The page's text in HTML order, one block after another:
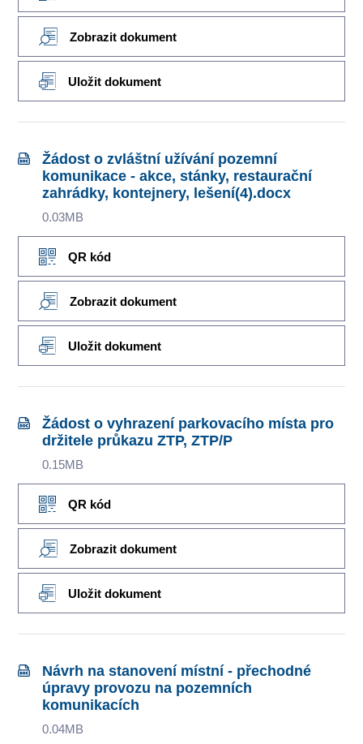
Zobrazit dokument
Uložit dokument
Žádost o zvláštní užívání pozemní
komunikace - akce, stánky, restaurační
zahrádky, kontejnery, lešení(4).docx
0.03MB
QR kód
Zobrazit dokument
Uložit dokument
Žádost o vyhrazení parkovacího místa pro
držitele průkazu ZTP, ZTP/P
0.15MB
QR kód
Zobrazit dokument
Uložit dokument
Návrh na stanovení místní - přechodné
úpravy provozu na pozemních
komunikacích
0.04MB